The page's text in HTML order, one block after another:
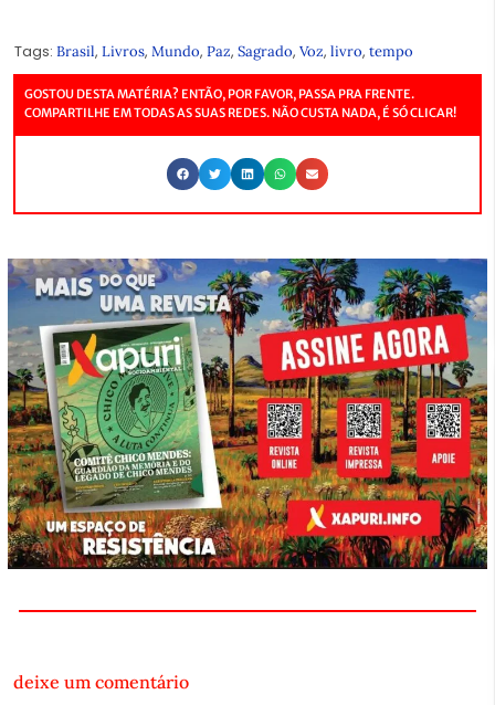
Tags: Brasil, Livros, Mundo, Paz, Sagrado, Voz, livro, tempo
GOSTOU DESTA MATÉRIA? ENTÃO, POR FAVOR, PASSA PRA FRENTE.
COMPARTILHE EM TODAS AS SUAS REDES. NÃO CUSTA NADA, É SÓ CLICAR!
deixe um comentário